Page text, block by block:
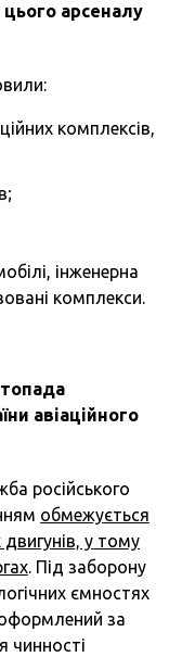
цього арсеналу
комплексів,
інженерна
комплекси.
авіаційного
російського
обмежується
у тому
. Під заборону
ємностях
оформлений за
чинності